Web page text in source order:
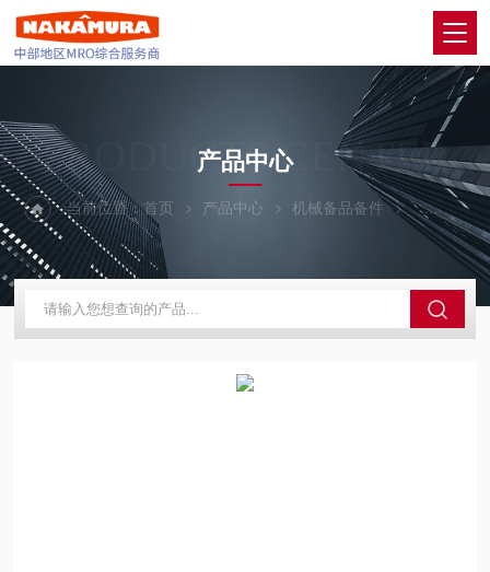
PRODUCTS CENTER
产品中心
当前位置：首页 产品中心 机械备品备件 HIWIN上银